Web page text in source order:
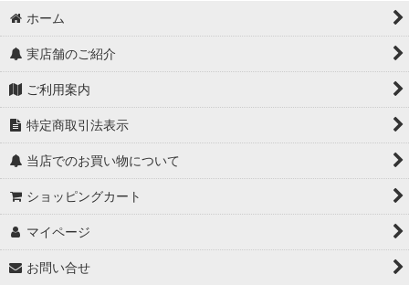
ホーム
実店舗のご紹介
ご利用案内
特定商取引法表示
当店でのお買い物について
ショッピングカート
マイページ
お問い合せ